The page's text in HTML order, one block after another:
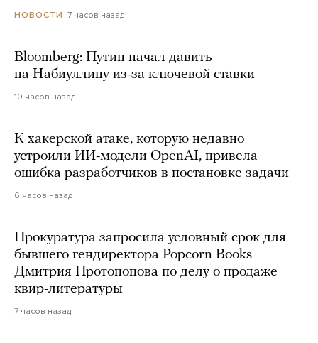
НОВОСТИ 7 часов назад
Bloomberg: Путин начал давить
на Набиуллину из-за ключевой ставки
10 часов назад
К хакерской атаке, которую недавно
устроили ИИ-модели OpenAI, привела
ошибка разработчиков в постановке задачи
6 часов назад
Прокуратура запросила условный срок для
бывшего гендиректора Popcorn Books
Дмитрия Протопопова по делу о продаже
квир-литературы
7 часов назад